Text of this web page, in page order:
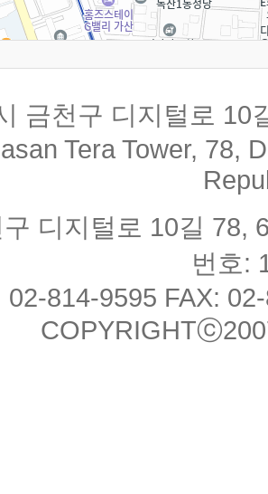
금천구 디지털로 10
Tera Tower, 78,
디지털로 10길 78,
번호:
02-814-9595 FAX: